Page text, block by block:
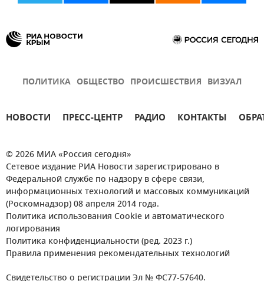
ПОЛИТИКА ОБЩЕСТВО ПРОИСШЕСТВИЯ ВИЗУАЛ
НОВОСТИ ПРЕСС-ЦЕНТР РАДИО КОНТАКТЫ
© 2026 МИА «Россия сегодня»
Сетевое издание РИА Новости зарегистрировано в
Федеральной службе по надзору в сфере связи,
информационных технологий и массовых коммуникаций
(Роскомнадзор) 08 апреля 2014 года.
Политика использования Cookie и автоматического
логирования
Политика конфиденциальности (ред. 2023 г.)
Правила применения рекомендательных технологий
Свидетельство о регистрации Эл № ФС77-57640.